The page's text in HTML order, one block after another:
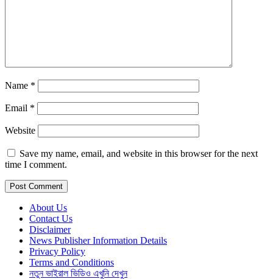
Name *
Email *
Website
Save my name, email, and website in this browser for the next
time I comment.
About Us
Contact Us
Disclaimer
News Publisher Information Details
Privacy Policy
Terms and Conditions
নতুন ভাইরাল ভিডিও এখুনি দেখুন